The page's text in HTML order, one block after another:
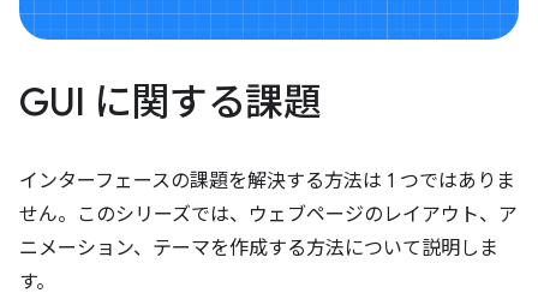
GUI に関する課題
インターフェースの課題を解決する方法は 1 つではありま
せん。このシリーズでは、ウェブページのレイアウト、ア
ニメーション、テーマを作成する方法について説明しま
す。